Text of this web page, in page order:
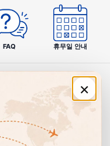
와 분진을 효율적으로 흡
FAQ 휴무일 안내
×